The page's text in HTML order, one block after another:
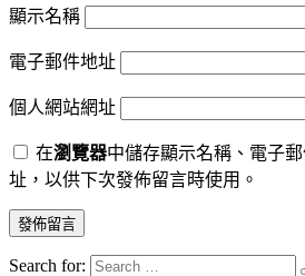
顯示名稱
電子郵件地址
個人網站網址
在瀏覽器中儲存顯示名稱、電子
址，以供下次發佈留言時使用。
Search for: